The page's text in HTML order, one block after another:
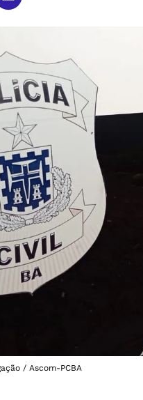
/ Ascom-PCBA